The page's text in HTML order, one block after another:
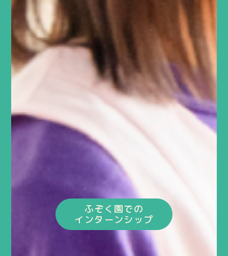
ふぞく園での
インターンシップ